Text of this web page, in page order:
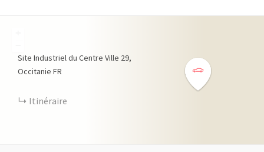
Site Industriel du Centre Ville 29
Occitanie FR
Itinéraire